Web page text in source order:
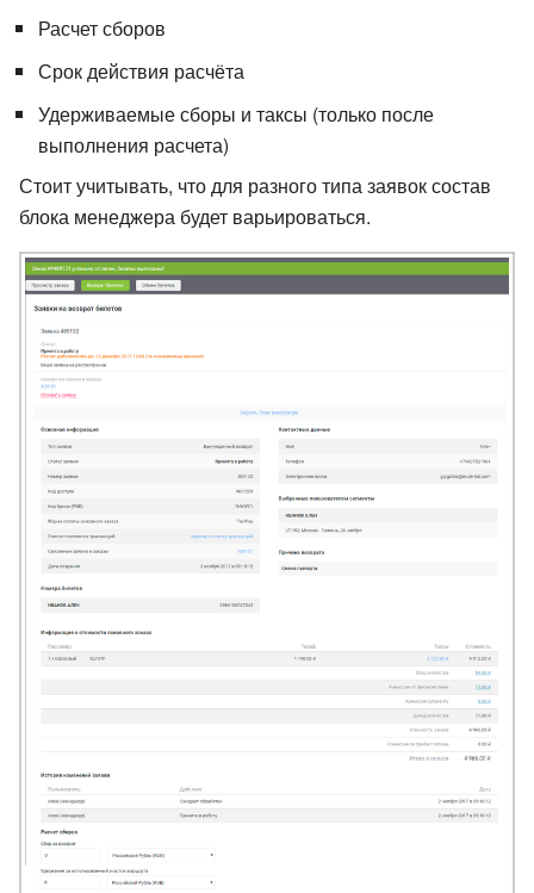
Расчет сборов
Срок действия расчёта
Удерживаемые сборы и таксы (только после
выполнения расчета)
Стоит учитывать, что для разного типа заявок состав
блока менеджера будет варьироваться.